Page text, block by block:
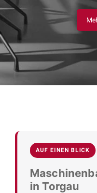
AUF EINEN BLICK
in Torgau